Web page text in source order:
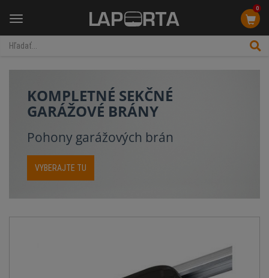
Menu
0
KOMPLETNÉ SEKČNÉ
GARÁŽOVÉ BRÁNY
Pohony garážových brán
VYBERAJTE TU